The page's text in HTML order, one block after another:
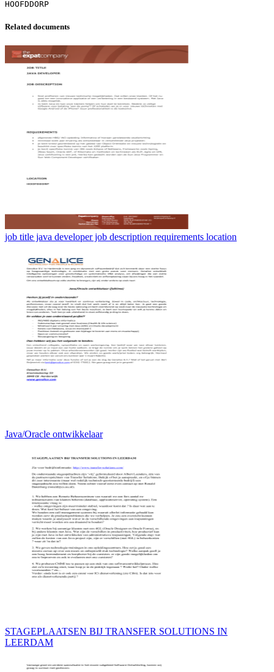
Related documents
job title java developer job description requirements location
Java/Oracle ontwikkelaar
STAGEPLAATSEN BIJ TRANSFER SOLUTIONS IN
LEERDAM